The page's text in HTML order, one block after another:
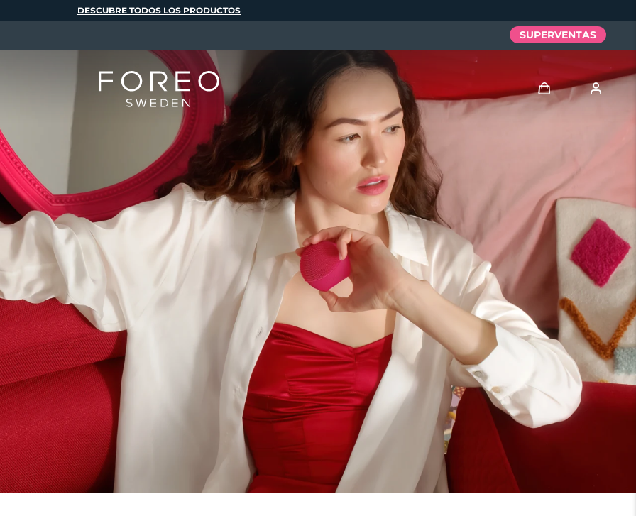
DESCUBRE TODOS LOS PRODUCTOS
SUPERVENTAS
Perfil de usuario
Mis dispositivos
Mis pedidos
Mis direcciones
Mis suscripciones